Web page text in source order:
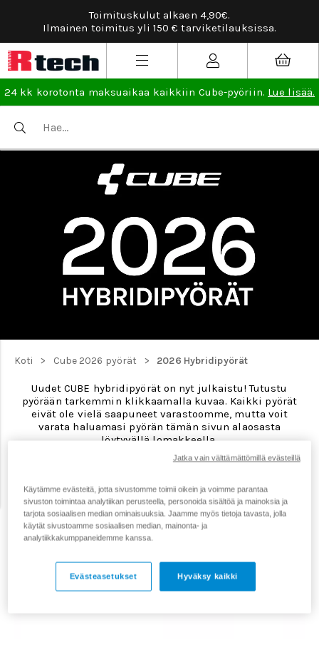
Toimituskulut alkaen 4,90€.
Ilmainen toimitus yli 150 € tarviketilauksissa.
24 kk korotonta maksuaikaa kaikkiin Cube-pyöriin. Lue lisää.
Koti > Cube 2026 pyörät > 2026 Hybridipyörät
Uudet CUBE hybridipyörät on nyt julkaistu! Tutustu
pyörään tarkemmin klikkaamalla kuvaa. Kaikki pyörät
eivät ole vielä saapuneet varastoomme, mutta voit
varata haluamasi pyörän tämän sivun alaosasta
löytyvällä lomakkeella
HETI SAATAVANA VERKKOKAUPASSA JA MYYMÄLÄSSÄ:
Käytämme evästeitä, jotta sivustomme toimii oikein ja voimme parantaa
sivuston toimintaa analytiikan perusteella, personoida sisältöä ja mainoksia ja
tarjota sosiaalisen median ominaisuuksia. Jaamme myös tietoja tavasta, jolla
käytät sivustoamme sosiaalisen median, mainonta- ja
analytiikkakumppaneidemme kanssa.
Hyväksy kaikki
Evästeasetukset
Jatka vain välttämättömillä evästeillä